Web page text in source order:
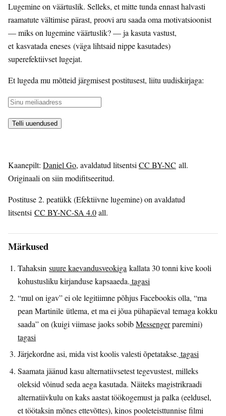
Lugemine on väärtuslik. Selleks, et mitte tunda ennast halvasti
raamatute vältimise pärast, proovi aru saada oma motivatsioonist
— miks on lugemine väärtuslik? — ja kasuta vastust,
et kasvatada eneses (väga lihtsaid nippe kasutades)
superefektiivset lugejat.
Et lugeda mu mõtteid järgmisest postitusest, liitu uudiskirjaga:
Kaanepilt: Daniel Go, avaldatud litsentsi CC BY-NC all.
Originaali on siin modifitseeritud.
Postituse 2. peatükk (Efektiivne lugemine) on avaldatud
litsentsi CC BY-NC-SA 4.0all.
Märkused
Tahaksinsuure kaevandusveokiga kallata 30 tonni kive kooli
kohustusliku kirjanduse kapsaaeda. tagasi
“mul on igav” ei ole legitiimne põhjus Facebookis olla, “ma
pean Martinile ütlema, et ma ei jõua pühapäeval temaga kokku
saada” on (kuigi viimase jaoks sobibMessengerparemini)
tagasi
Järjekordne asi, mida vist koolis valesti õpetatakse. tagasi
Saamata jäänud kasu alternatiivsetest tegevustest, milleks
oleksid võinud seda aega kasutada. Näiteks magistrikraadi
alternatiivkulu on kaks aastat töökogemust ja palka (eeldusel,
et töötaksin mõnes ettevõttes), kinos pooleteisttunnise filmi